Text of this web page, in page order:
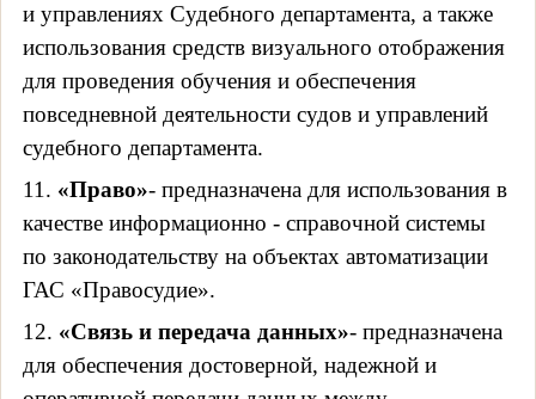
и управлениях Судебного департамента, а также
использования средств визуального отображения
для проведения обучения и обеспечения
повседневной деятельности судов и управлений
судебного департамента.
11. «Право»- предназначена для использования в
качестве информационно - справочной системы
по законодательству на объектах автоматизации
ГАС «Правосудие».
12. «Связь и передача данных»- предназначена
для обеспечения достоверной, надежной и